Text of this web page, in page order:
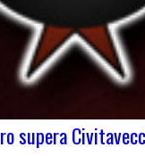
supera